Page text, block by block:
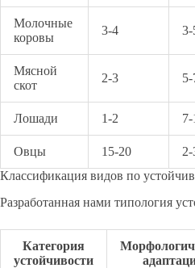
Молочные
коровы
3-4 3-
Мясной
скот
2-3 5-
Лошади 1-2
Овцы 15-20 2-
Классификация видов по
Разработанная нами типология
Категория
устойчивости